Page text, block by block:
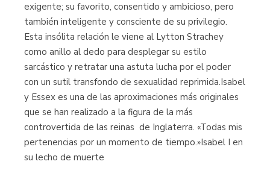
exigente; su favorito, consentido y ambicioso, pero
también inteligente y consciente de su privilegio.
Esta insólita relación le viene al Lytton Strachey
como anillo al dedo para desplegar su estilo
sarcástico y retratar una astuta lucha por el poder
con un sutil transfondo de sexualidad reprimida.Isabel
y Essex es una de las aproximaciones más originales
que se han realizado a la figura de la más
controvertida de las reinas de Inglaterra. «Todas mis
pertenencias por un momento de tiempo.»Isabel I en
su lecho de muerte